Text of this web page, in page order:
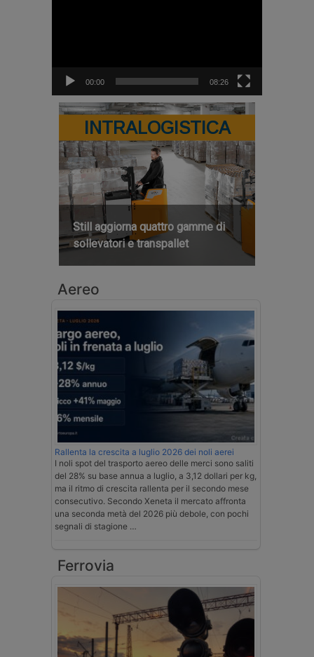
00:00 08:26
INTRALOGISTICA
Still aggiorna quattro gamme di
sollevatori e transpallet
Aereo
Rallenta la crescita a luglio 2026 dei noli aerei
I noli spot del trasporto aereo delle merci sono saliti
del 28% su base annua a luglio, a 3,12 dollari per kg,
ma il ritmo di crescita rallenta per il secondo mese
consecutivo. Secondo Xeneta il mercato affronta
una seconda metà del 2026 più debole, con pochi
segnali di stagione …
Ferrovia